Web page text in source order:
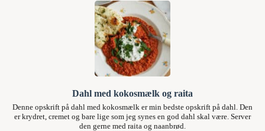
Dahl med kokosmælk og raita
Denne opskrift på dahl med kokosmælk er min bedste opskrift på dahl. Den
er krydret, cremet og bare lige som jeg synes en god dahl skal være. Server
den gerne med raita og naanbrød.